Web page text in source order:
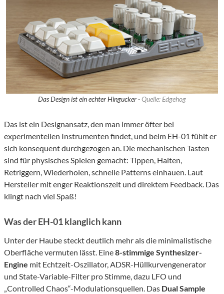
Das Design ist ein echter Hingucker · Quelle: Edgehog
Das ist ein Designansatz, den man immer öfter bei
experimentellen Instrumenten findet, und beim EH-01 fühlt er
sich konsequent durchgezogen an. Die mechanischen Tasten
sind für physisches Spielen gemacht: Tippen, Halten,
Retriggern, Wiederholen, schnelle Patterns einhauen. Laut
Hersteller mit enger Reaktionszeit und direktem Feedback. Das
klingt nach viel Spaß!
Was der EH-01 klanglich kann
Unter der Haube steckt deutlich mehr als die minimalistische
Oberfläche vermuten lässt. Eine8-stimmige Synthesizer-
Engine mit Echtzeit-Oszillator, ADSR-Hüllkurvengenerator
und State-Variable-Filter pro Stimme, dazu LFO und
„Controlled Chaos“-Modulationsquellen. Das Dual Sample